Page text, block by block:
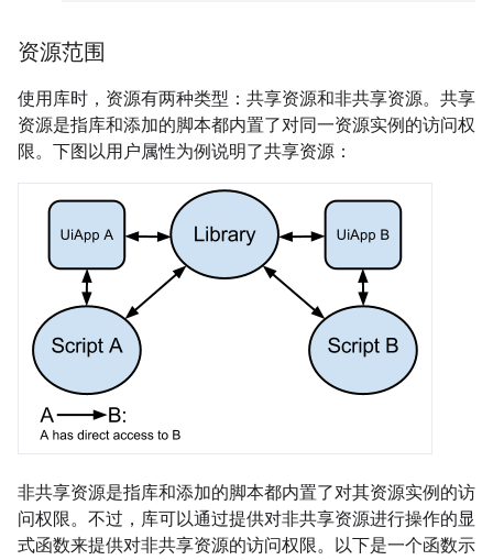
资源范围
使用库时，资源有两种类型：共享资源和非共享资源。共享
资源是指库和添加的脚本都内置了对同一资源实例的访问权
限。下图以用户属性为例说明了共享资源：
非共享资源是指库和添加的脚本都内置了对其资源实例的访
问权限。不过，库可以通过提供对非共享资源进行操作的显
式函数来提供对非共享资源的访问权限。以下是一个函数示